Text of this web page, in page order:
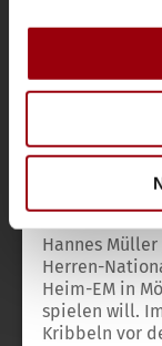
soziale Medien,
Partner führen
weiteren Daten
haben oder die
Honamas
Hannes
warten,
Hannes
Herren-
Heim-EM in
spielen will.
Kribbeln vor